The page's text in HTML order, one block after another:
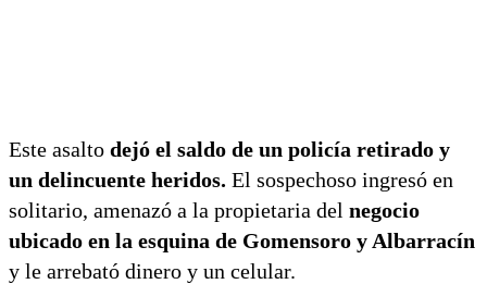
Este asalto dejó el saldo de un policía retirado y
un delincuente heridos. El sospechoso ingresó en
solitario, amenazó a la propietaria del negocio
ubicado en la esquina de Gomensoro y Albarracín
y le arrebató dinero y un celular.